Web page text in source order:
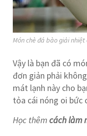
Món chè đá bào giải nhiệt
Vậy là bạn đã có
đơn giản phải
mát lạnh này cho
tỏa cái nóng oi bức
Học thêmcách làm